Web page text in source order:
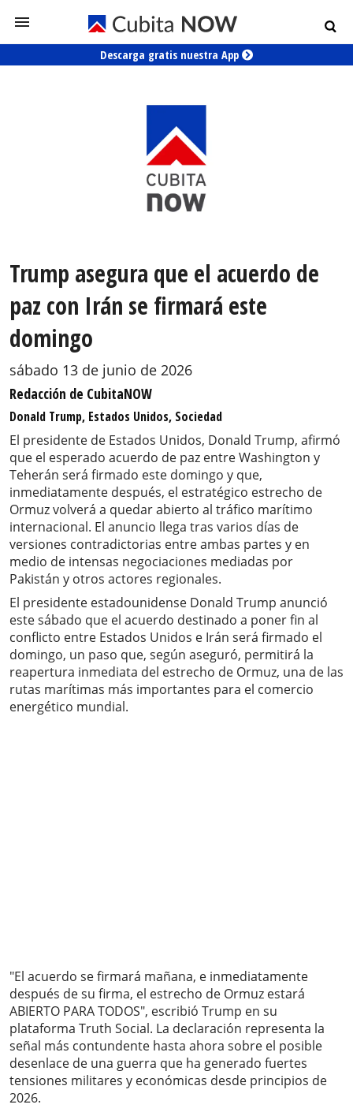
Descarga gratis nuestra App
Trump asegura que el acuerdo de
paz con Irán se firmará este
domingo
sábado 13 de junio de 2026
Redacción de CubitaNOW
Donald Trump, Estados Unidos, Sociedad
El presidente de Estados Unidos, Donald Trump, afirmó
que el esperado acuerdo de paz entre Washington y
Teherán será firmado este domingo y que,
inmediatamente después, el estratégico estrecho de
Ormuz volverá a quedar abierto al tráfico marítimo
internacional. El anuncio llega tras varios días de
versiones contradictorias entre ambas partes y en
medio de intensas negociaciones mediadas por
Pakistán y otros actores regionales.
El presidente estadounidense Donald Trump anunció
este sábado que el acuerdo destinado a poner fin al
conflicto entre Estados Unidos e Irán será firmado el
domingo, un paso que, según aseguró, permitirá la
reapertura inmediata del estrecho de Ormuz, una de las
rutas marítimas más importantes para el comercio
energético mundial.
"El acuerdo se firmará mañana, e inmediatamente
después de su firma, el estrecho de Ormuz estará
ABIERTO PARA TODOS", escribió Trump en su
plataforma Truth Social. La declaración representa la
señal más contundente hasta ahora sobre el posible
desenlace de una guerra que ha generado fuertes
tensiones militares y económicas desde principios de
2026.